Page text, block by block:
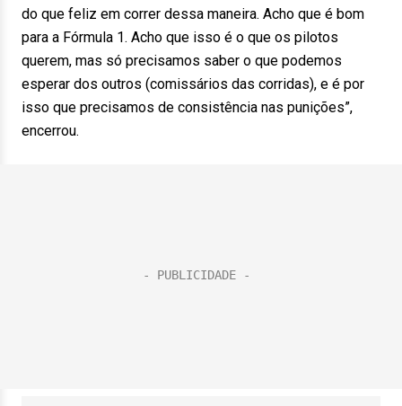
do que feliz em correr dessa maneira. Acho que é bom
para a Fórmula 1. Acho que isso é o que os pilotos
querem, mas só precisamos saber o que podemos
esperar dos outros (comissários das corridas), e é por
isso que precisamos de consistência nas punições”,
encerrou.